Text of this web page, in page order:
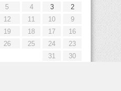
2
3
4
5
9
10
11
12
16
17
18
19
23
24
25
26
30
31